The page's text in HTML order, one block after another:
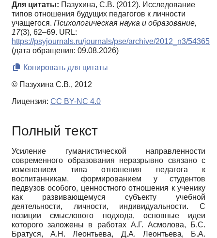
Для цитаты: Пазухина, С.В. (2012). Исследование
типов отношения будущих педагогов к личности
учащегося. Психологическая наука и образование,
17(3), 62–69. URL:
https://psyjournals.ru/journals/pse/archive/2012_n3/54365
(дата обращения: 09.08.2026)
Копировать для цитаты
© Пазухина С.В., 2012
Лицензия: CC BY-NC 4.0
Полный текст
Усиление гуманистической направленности
современного образования неразрывно связано с
изменением типа отношения педагога к
воспитанникам, формированием у студентов
педвузов особого, ценностного отношения к ученику
как развивающемуся субъекту учебной
деятельности, личности, индивидуальности. С
позиции смыслового подхода, основные идеи
которого заложены в работах А.Г. Асмолова, Б.С.
Братуся, А.Н. Леонтьева, Д.А. Леонтьева, Б.А.